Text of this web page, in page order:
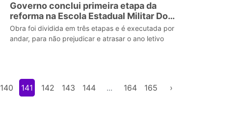
Governo conclui primeira etapa da
reforma na Escola Estadual Militar Dom
Pedro II Presidente Médici
Obra foi dividida em três etapas e é executada por
andar, para não prejudicar e atrasar o ano letivo
140 141 142 143 144 ... 164 165 ›